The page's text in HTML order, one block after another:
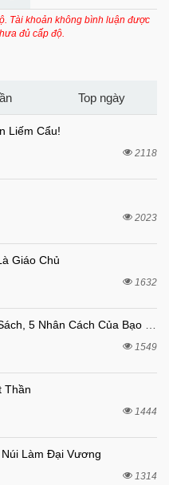
trước
tháng trước
trước
trước
trước
trước
trước
Tài khoản không bình luận được
đủ cấp độ.
Top ngày
Liếm Cẩu!
2118
2023
Giáo Chủ
1632
1549
Thần
1444
Làm Đại Vương
1314